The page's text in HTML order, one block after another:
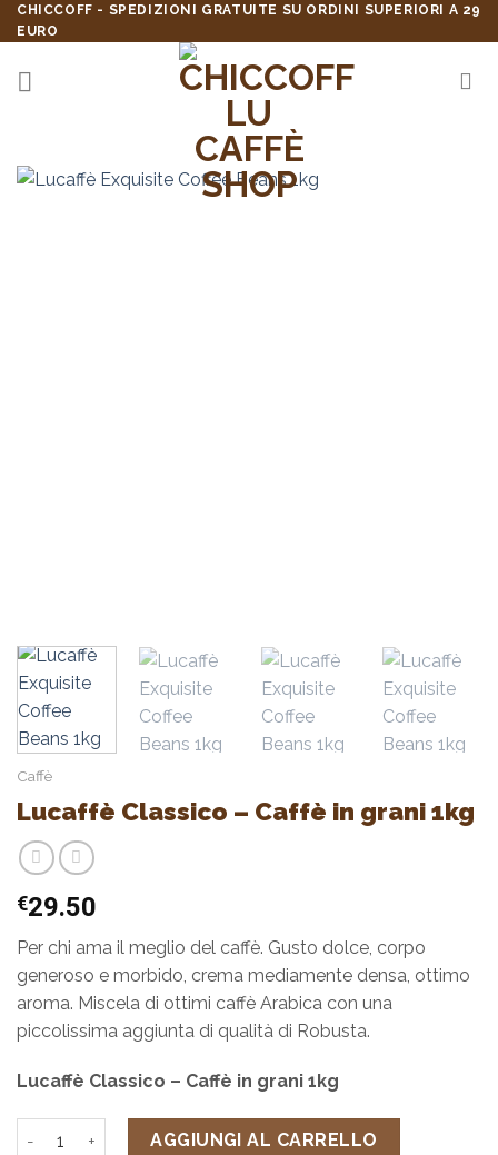
Skip
to
content
CHICCOFF - SPEDIZIONI GRATUITE SU ORDINI SUPERIORI A 29
EURO
Caffè
Lucaffè Classico – Caffè in grani 1kg
€29.50
Per chi ama il meglio del caffè. Gusto dolce, corpo
generoso e morbido, crema mediamente densa, ottimo
aroma. Miscela di ottimi caffè Arabica con una
piccolissima aggiunta di qualità di Robusta.
Lucaffè Classico – Caffè in grani 1kg
Lucaffè Classico - Caffè in grani 1kg quantità
AGGIUNGI AL CARRELLO